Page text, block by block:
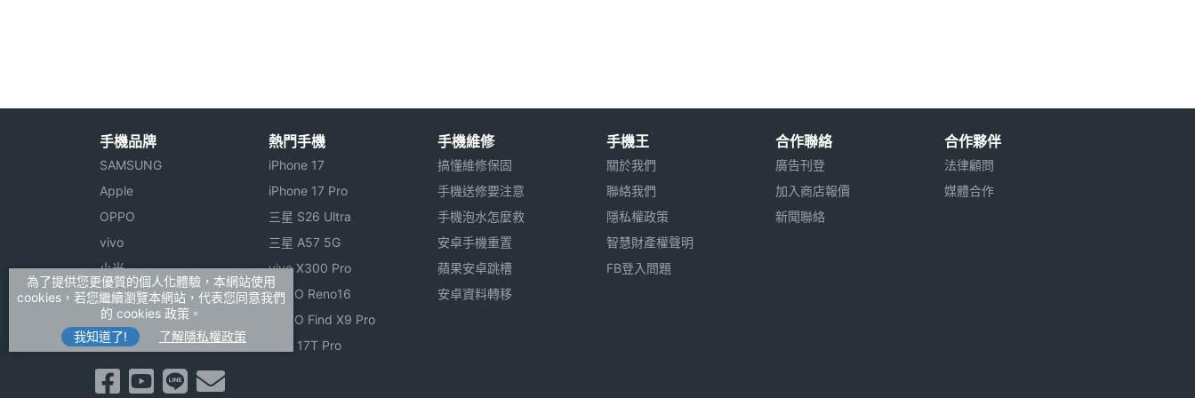
◎ 內建聯發科 MediaTek MT6589, 1.2GHz 四核心處理器
◎ 5 吋 HD IPS 觸控螢幕、1,280 x 720pixels 螢幕解析度
◎ 1,200 萬畫素相機、500 萬畫素視訊鏡頭
◎ 支援 3G / Wi-Fi 無線網路
◎ 內建 1GB RAM / 8G ROM 儲存空間
◎ 支援 microSD 記憶卡擴充，最高至 32GB 記憶體容量
※本文為 SOGI 手機王版權所有，未經授權不得轉載使用※
最大待機時間 4 天
顯示螢幕
主螢幕尺寸 5 inch
1280x720 pixels
主螢幕材質 IPS
手機品牌
SAMSUNG
Apple
OPPO
vivo
小米
ASUS
Sony
realme
熱門手機
iPhone 17
iPhone 17 Pro
三星 S26 Ultra
三星 A57 5G
vivo X300 Pro
OPPO Reno16
OPPO Find X9 Pro
小米 17T Pro
手機維修
搞懂維修保固
手機送修要注意
手機泡水怎麼救
安卓手機重置
蘋果安卓跳槽
安卓資料轉移
手機王
關於我們
聯絡我們
隱私權政策
智慧財產權聲明
FB登入問題
合作聯絡
廣告刊登
加入商店報價
新聞聯絡
合作夥伴
法律顧問
媒體合作
為了提供您更優質的個人化體驗，本網站使用
cookies，若您繼續瀏覽本網站，代表您同意我們
的 cookies 政策。
我知道了!
了解隱私權政策